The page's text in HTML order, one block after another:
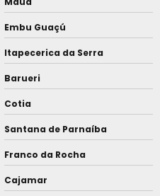
Embu Guaçú
Itapecerica da Serra
Barueri
Cotia
Santana de Parnaíba
Franco da Rocha
Cajamar